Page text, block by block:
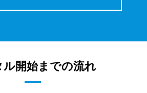
ル開始までの流れ